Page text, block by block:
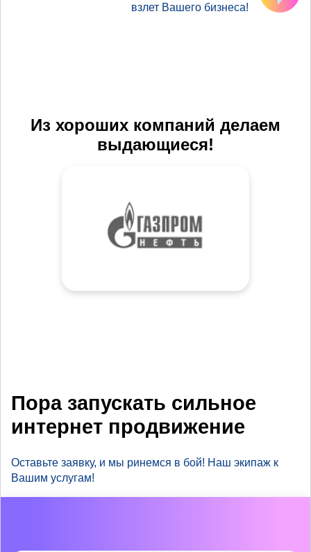
взлет Вашего бизнеса!
Из хороших компаний делаем
выдающиеся!
Пора запускать сильное
интернет продвижение
Оставьте заявку, и мы ринемся в бой! Наш экипаж к
Вашим услугам!